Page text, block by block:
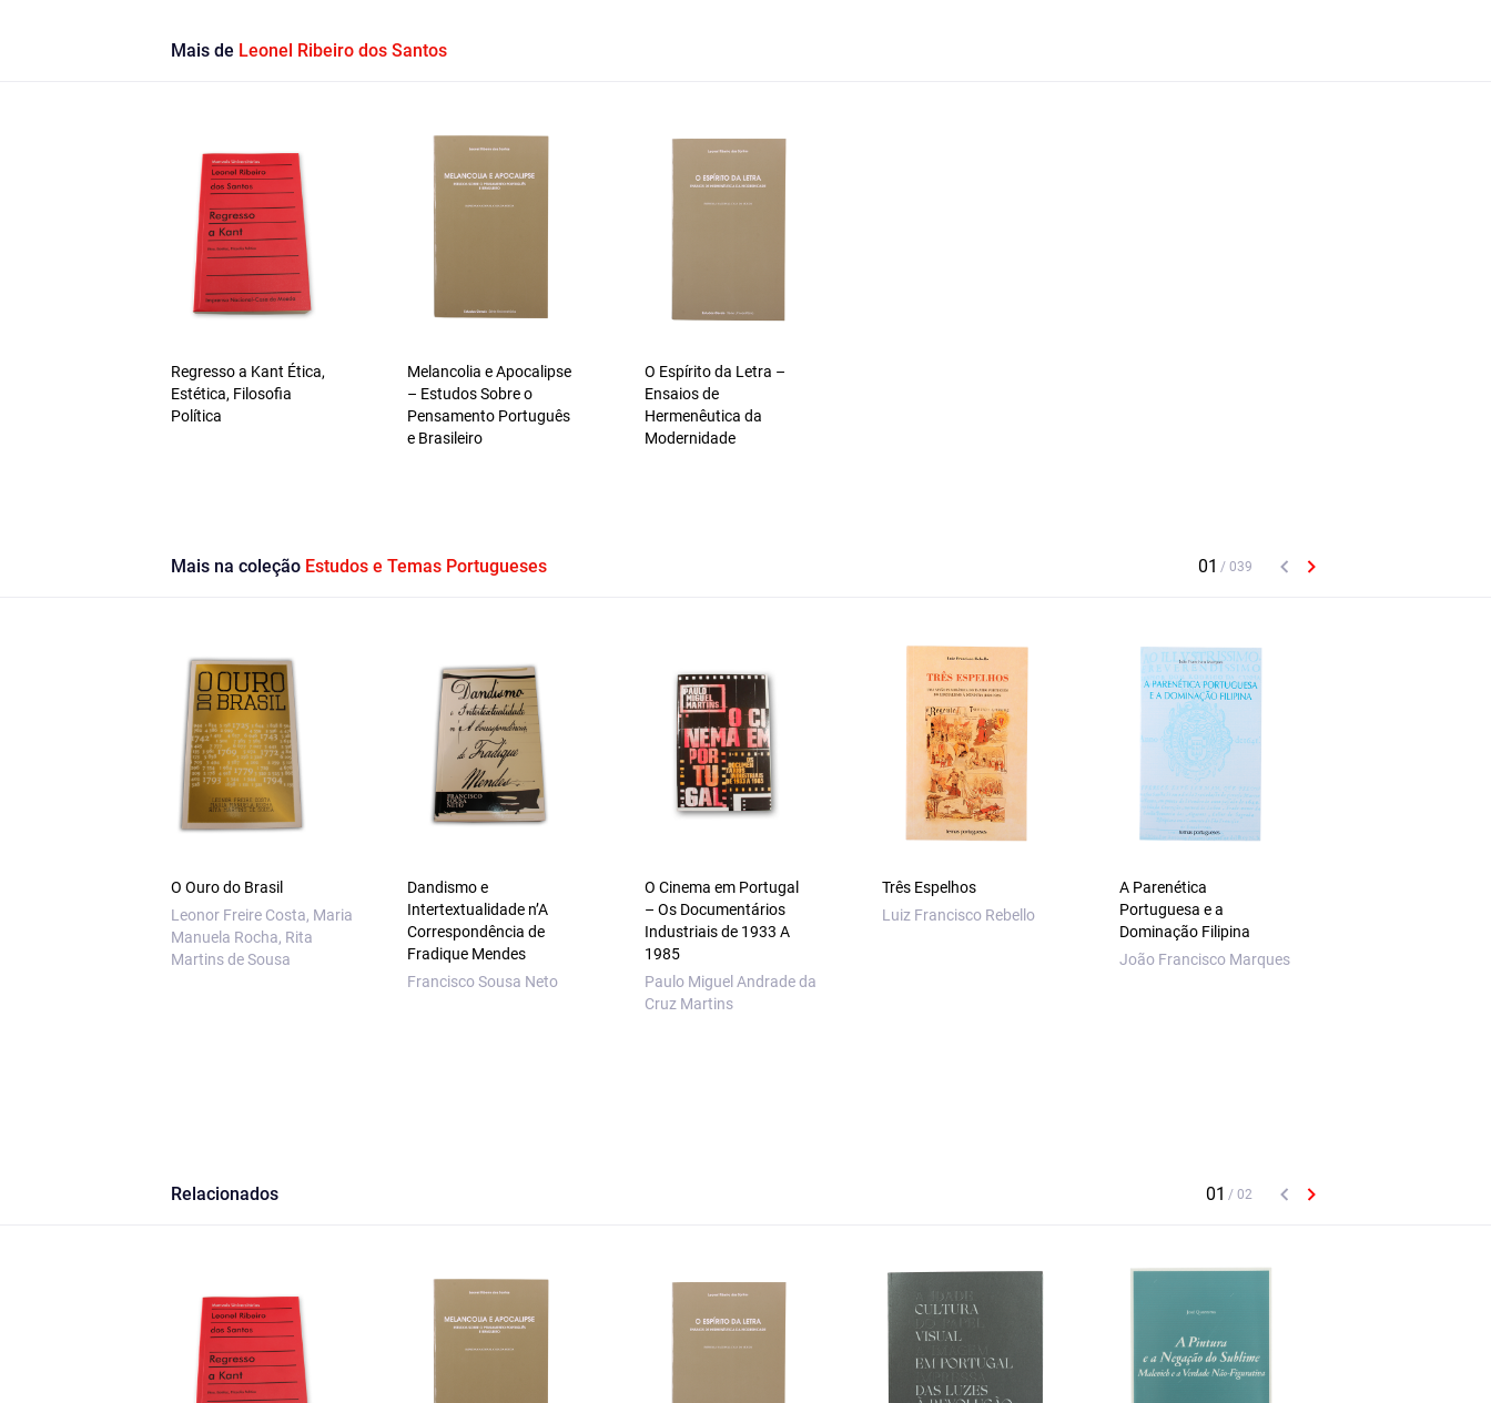
Mais de Leonel Ribeiro dos Santos
Regresso a Kant Ética,
Estética, Filosofia
Política
Melancolia e Apocalipse
– Estudos Sobre o
Pensamento Português
e Brasileiro
O Espírito da Letra –
Ensaios de
Hermenêutica da
Modernidade
Mais na coleção Estudos e Temas Portugueses
O Ouro do Brasil
Leonor Freire Costa, Maria
Manuela Rocha, Rita
Martins de Sousa
Dandismo e
Intertextualidade n’A
Correspondência de
Fradique Mendes
Francisco Sousa Neto
O Cinema em Portugal
– Os Documentários
Industriais de 1933 A
1985
Paulo Miguel Andrade da
Cruz Martins
Três Espelhos
Luiz Francisco Rebello
A Parenética
Portuguesa e a
Dominação Filipina
João Francisco Marques
Relacionados